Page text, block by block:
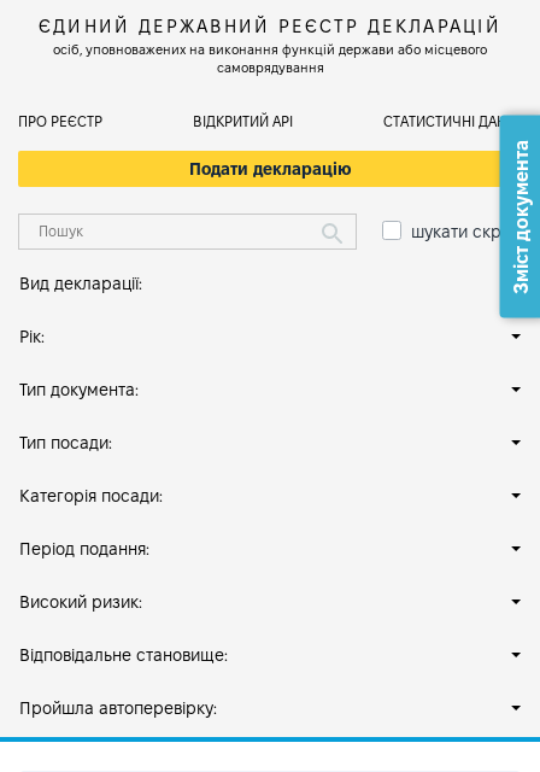
ЄДИНИЙ ДЕРЖАВНИЙ РЕЄСТР ДЕКЛАРАЦІЙ
осіб, уповноважених на виконання функцій держави або місцевого
самоврядування
ПРО РЕЄСТР ВІДКРИТИЙ АРІ СТАТИСТИЧНІ ДАНІ
Подати декларацію
шукати скрізь
Вид декларації:
Рік:
Тип документа:
Тип посади:
Категорія посади:
Період подання:
Високий ризик:
Відповідальне становище:
Пройшла автоперевірку:
Зміст документа